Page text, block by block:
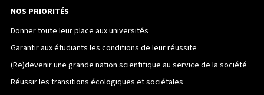
NOS PRIORITÉS
Donner toute leur place aux universités
Garantir aux étudiants les conditions de leur réussite
(Re)devenir une grande nation scientifique au service de la société
Réussir les transitions écologiques et sociétales